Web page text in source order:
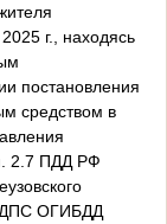
г., находясь
постановления
средством в
2.7 ПДД РФ
ДПС ОГИБДД